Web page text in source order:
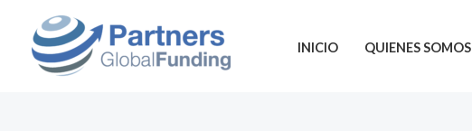
contenido
INICIO QUIENES SOMOS
por: